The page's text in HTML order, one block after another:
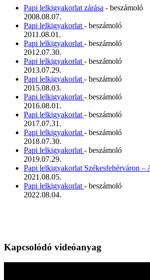
Papi lelkigyakorlat zárása - beszámoló
2008.08.07.
Papi lelkigyakorlat - beszámoló
2011.08.01.
Papi lelkigyakorlat - beszámoló
2012.07.30.
Papi lelkigyakorlat - beszámoló
2013.07.29.
Papi lelkigyakorlat - beszámoló
2015.08.03.
Papi lelkigyakorlat - beszámoló
2016.08.01.
Papi lelkigyakorlat - beszámoló
2017.07.31.
Papi lelkigyakorlat - beszámoló
2018.07.30.
Papi lelkigyakorlat - beszámoló
2019.07.29.
Papi lelkigyakorlat Székesfehérváron –
2021.08.05.
Papi lelkigyakorlat - beszámoló
2022.08.04.
Kapcsolódó videóanyag